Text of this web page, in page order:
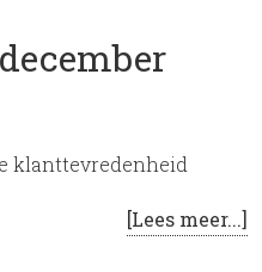
klanttevredenheid
[Lees meer...]